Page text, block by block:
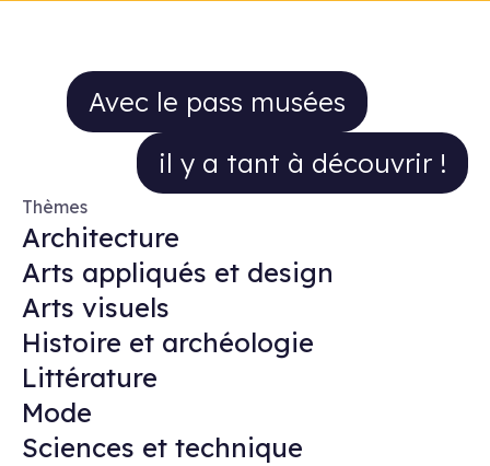
Avec le pass musées il y a tant à
Avec le pass musées
il y a tant à découvrir !
Thèmes
Architecture
Arts appliqués et design
Arts visuels
Histoire et archéologie
Littérature
Mode
Sciences et technique